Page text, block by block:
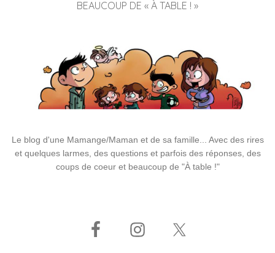
BEAUCOUP DE « À TABLE ! »
Le blog d'une Mamange/Maman et de sa famille... Avec des rires
et quelques larmes, des questions et parfois des réponses, des
coups de coeur et beaucoup de "À table !"